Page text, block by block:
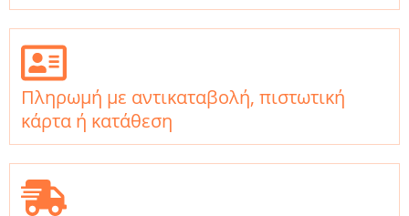
Πληρωμή με αντικαταβολή, πιστωτική
κάρτα ή κατάθεση